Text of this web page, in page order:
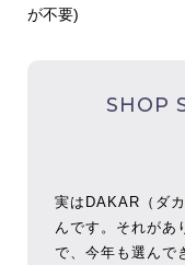
が不要)
SHOP
実はDAKAR（ダ
んです。それがあ
で、今年も選んで